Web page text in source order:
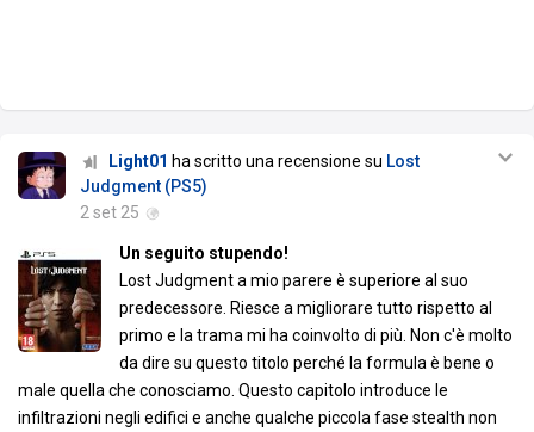
Light01 ha scritto una recensione su Lost
Judgment (PS5)
2 set 25
Un seguito stupendo!
Lost Judgment a mio parere è superiore al suo
predecessore. Riesce a migliorare tutto rispetto al
primo e la trama mi ha coinvolto di più. Non c'è molto
da dire su questo titolo perché la formula è bene o
male quella che conosciamo. Questo capitolo introduce le
infiltrazioni negli edifici e anche qualche piccola fase stealth non